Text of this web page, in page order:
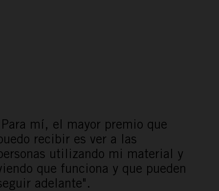
mí, el mayor premio que
recibir es ver a las
utilizando mi material y
que funciona y que pueden
adelante".